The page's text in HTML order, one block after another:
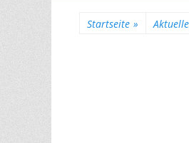
Startseite »